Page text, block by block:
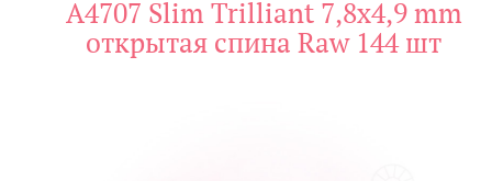
A4707 Slim Trilliant 7,8x4,9 mm
открытая спина Raw 144 шт